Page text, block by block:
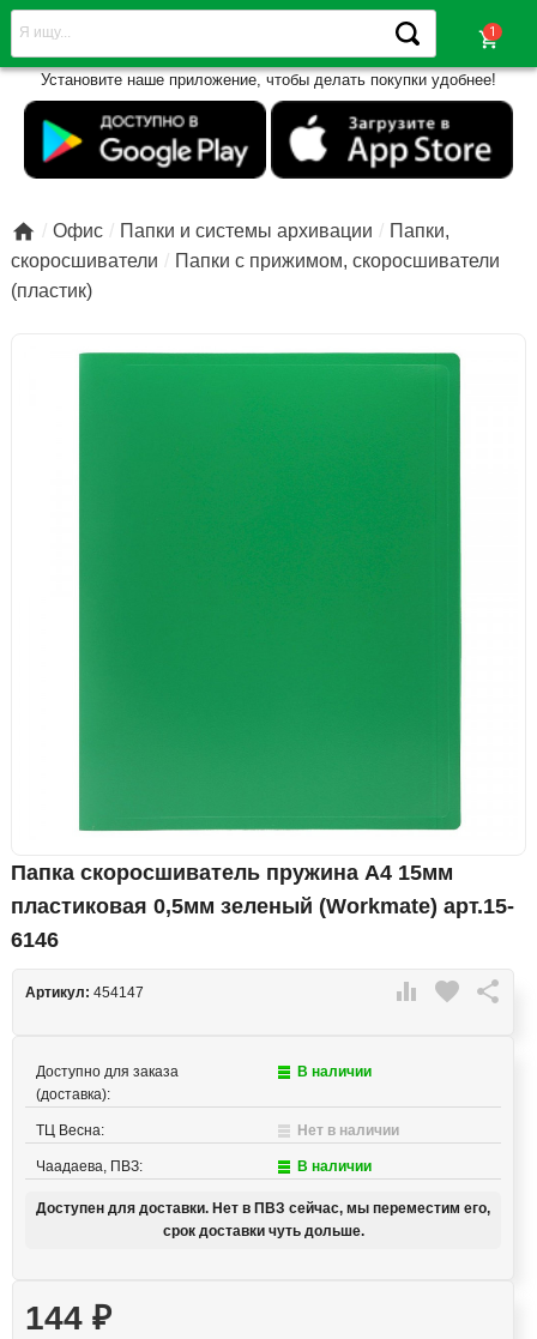
shopping_cart
Установите наше приложение, чтобы делать покупки удобнее!
 Офис Папки и системы архивации
Папки,
скоросшиватели
Папки с прижимом, скоросшиватели
(пластик)
Папка скоросшиватель пружина А4 15мм
пластиковая 0,5мм зеленый (Workmate) арт.15-
6146
 favorite 
Артикул: 454147
Доступно для заказа
(доставка):
В наличии
ТЦ Весна: Нет в наличии
Чаадаева, ПВЗ: В наличии
Доступен для доставки. Нет в ПВЗ сейчас, мы переместим его,
срок доставки чуть дольше.
144 ₽